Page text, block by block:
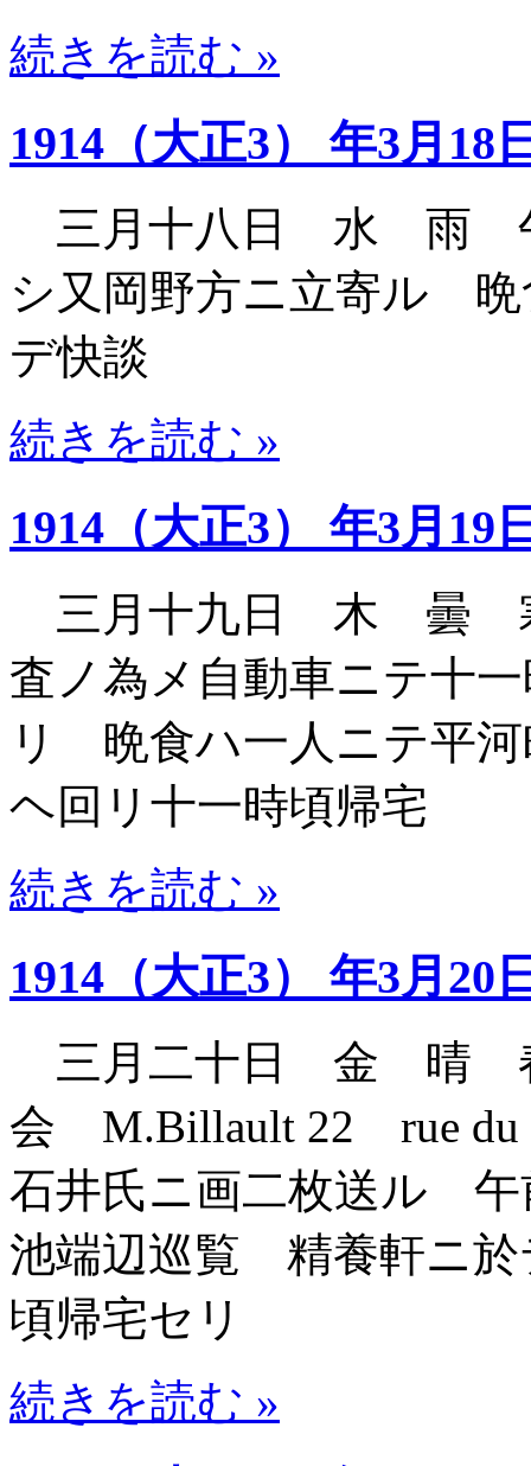
続きを読む »
1914（大正3） 年3月18
三月十八日 水 雨 午
シ又岡野方ニ立寄ル
デ快談
続きを読む »
1914（大正3） 年3月19
三月十九日 木 曇
査ノ為メ自動車ニテ十
リ 晩食ハ一人ニテ平河
ヘ回リ十一時頃帰宅
続きを読む »
1914（大正3） 年3月20
三月二十日 金 晴
会 M.Billault 22 rue du
石井氏ニ画二枚送ル
池端辺巡覧 精養軒ニ於
頃帰宅セリ
続きを読む »